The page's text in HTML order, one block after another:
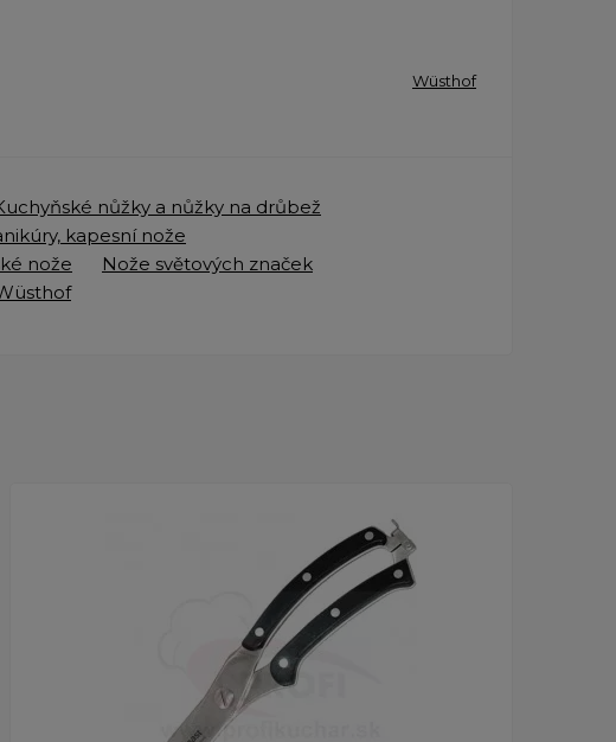
Wüsthof
nůžky a nůžky na drůbež
kapesní nože
nože
Nože světových značek